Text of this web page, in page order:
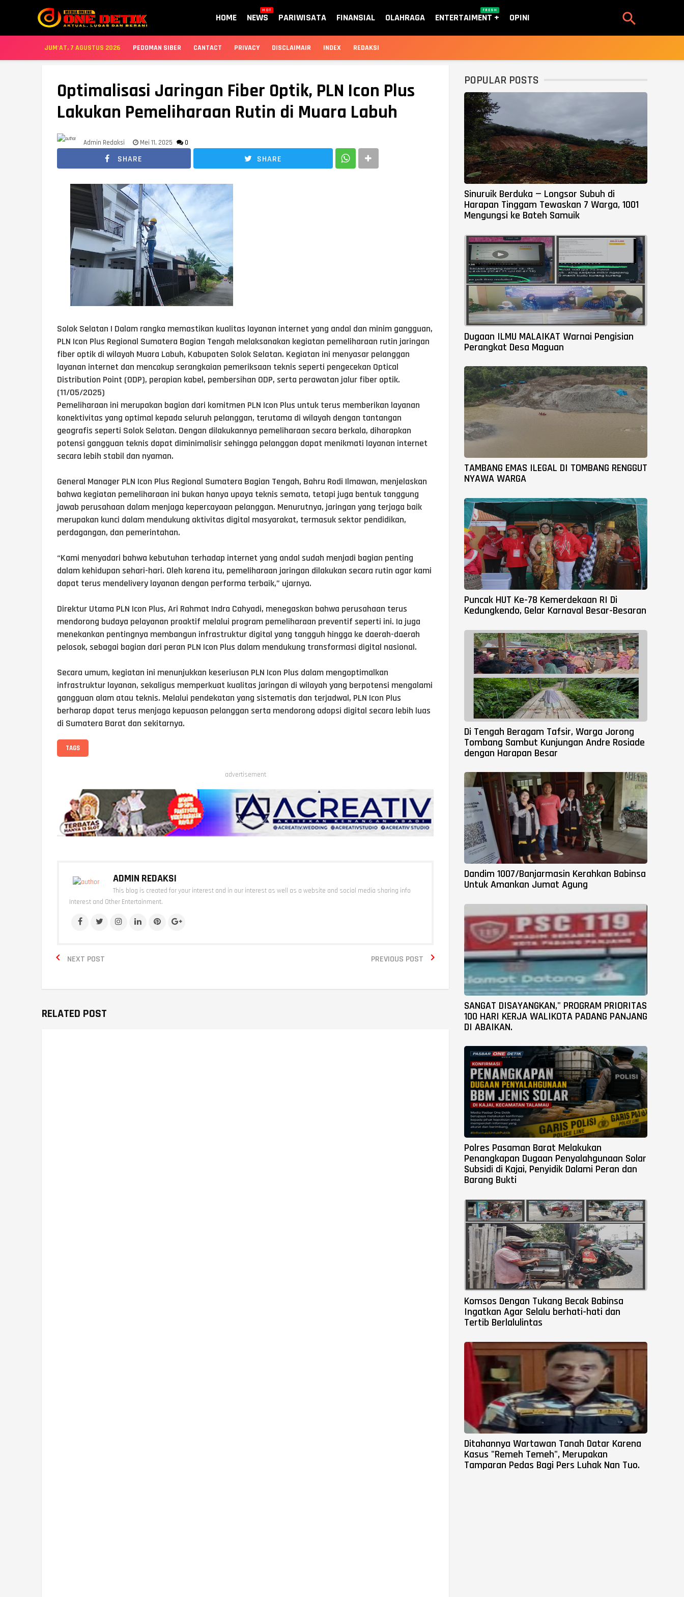
HOME NEWS
HOT
PARIWISATA FINANSIAL OLAHRAGA ENTERTAIMENT
FRESH
OPINI 
JUM'AT, 7 AGUSTUS 2026 PEDOMAN SIBER CANTACT PRIVACY DISCLAIMAIR INDEX REDAKSI
Optimalisasi Jaringan Fiber Optik, PLN Icon Plus
Lakukan Pemeliharaan Rutin di Muara Labuh
Admin Redaksi Mei 11, 2025 0
SHARE SHARE
Solok Selatan | Dalam rangka memastikan kualitas layanan internet yang andal dan minim gangguan,
PLN Icon Plus Regional Sumatera Bagian Tengah melaksanakan kegiatan pemeliharaan rutin jaringan
fiber optik di wilayah Muara Labuh, Kabupaten Solok Selatan. Kegiatan ini menyasar pelanggan
layanan internet dan mencakup serangkaian pemeriksaan teknis seperti pengecekan Optical
Distribution Point (ODP), perapian kabel, pembersihan ODP, serta perawatan jalur fiber optik.
(11/05/2025)
Pemeliharaan ini merupakan bagian dari komitmen PLN Icon Plus untuk terus memberikan layanan
konektivitas yang optimal kepada seluruh pelanggan, terutama di wilayah dengan tantangan
geografis seperti Solok Selatan. Dengan dilakukannya pemeliharaan secara berkala, diharapkan
potensi gangguan teknis dapat diminimalisir sehingga pelanggan dapat menikmati layanan internet
secara lebih stabil dan nyaman.
General Manager PLN Icon Plus Regional Sumatera Bagian Tengah, Bahru Rodi Ilmawan, menjelaskan
bahwa kegiatan pemeliharaan ini bukan hanya upaya teknis semata, tetapi juga bentuk tanggung
jawab perusahaan dalam menjaga kepercayaan pelanggan. Menurutnya, jaringan yang terjaga baik
merupakan kunci dalam mendukung aktivitas digital masyarakat, termasuk sektor pendidikan,
perdagangan, dan pemerintahan.
“Kami menyadari bahwa kebutuhan terhadap internet yang andal sudah menjadi bagian penting
dalam kehidupan sehari-hari. Oleh karena itu, pemeliharaan jaringan dilakukan secara rutin agar kami
dapat terus mendelivery layanan dengan performa terbaik,” ujarnya.
Direktur Utama PLN Icon Plus, Ari Rahmat Indra Cahyadi, menegaskan bahwa perusahaan terus
mendorong budaya pelayanan proaktif melalui program pemeliharaan preventif seperti ini. Ia juga
menekankan pentingnya membangun infrastruktur digital yang tangguh hingga ke daerah-daerah
pelosok, sebagai bagian dari peran PLN Icon Plus dalam mendukung transformasi digital nasional.
Secara umum, kegiatan ini menunjukkan keseriusan PLN Icon Plus dalam mengoptimalkan
infrastruktur layanan, sekaligus memperkuat kualitas jaringan di wilayah yang berpotensi mengalami
gangguan alam atau teknis. Melalui pendekatan yang sistematis dan terjadwal, PLN Icon Plus
berharap dapat terus menjaga kepuasan pelanggan serta mendorong adopsi digital secara lebih luas
di Sumatera Barat dan sekitarnya.
TAGS
advertisement
ADMIN REDAKSI
This blog is created for your interest and in our interest as well as a website and social media sharing info
Interest and Other Entertainment.
NEXT POST
 PREVIOUS POST 
RELATED POST
POPULAR POSTS
Sinuruik Berduka — Longsor Subuh di
Harapan Tinggam Tewaskan 7 Warga, 1001
Mengungsi ke Bateh Samuik
Dugaan ILMU MALAIKAT Warnai Pengisian
Perangkat Desa Maguan
TAMBANG EMAS ILEGAL DI TOMBANG RENGGUT
NYAWA WARGA
Puncak HUT Ke-78 Kemerdekaan RI Di
Kedungkendo, Gelar Karnaval Besar-Besaran
Di Tengah Beragam Tafsir, Warga Jorong
Tombang Sambut Kunjungan Andre Rosiade
dengan Harapan Besar
Dandim 1007/Banjarmasin Kerahkan Babinsa
Untuk Amankan Jumat Agung
SANGAT DISAYANGKAN," PROGRAM PRIORITAS
100 HARI KERJA WALIKOTA PADANG PANJANG
DI ABAIKAN.
Polres Pasaman Barat Melakukan
Penangkapan Dugaan Penyalahgunaan Solar
Subsidi di Kajai, Penyidik Dalami Peran dan
Barang Bukti
Komsos Dengan Tukang Becak Babinsa
Ingatkan Agar Selalu berhati-hati dan
Tertib Berlalulintas
Ditahannya Wartawan Tanah Datar Karena
Kasus "Remeh Temeh", Merupakan
Tamparan Pedas Bagi Pers Luhak Nan Tuo.